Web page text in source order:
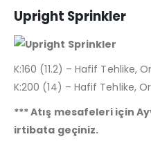
Upright Sprinkler
K:160 (11.2) – Hafif Tehlike,
K:200 (14) – Hafif Tehlike,
*** Atış mesafeleri için
irtibata geçiniz.